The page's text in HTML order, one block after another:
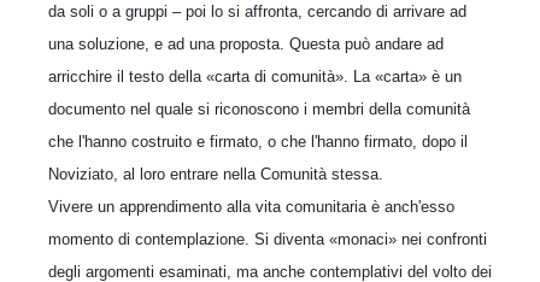
da soli o a gruppi – poi lo si affronta, cercando di arrivare ad
una soluzione, e ad una proposta. Questa può andare ad
arricchire il testo della «carta di comunità». La «carta» è un
documento nel quale si riconoscono i membri della comunità
che l'hanno costruito e firmato, o che l'hanno firmato, dopo il
Noviziato, al loro entrare nella Comunità stessa.
Vivere un apprendimento alla vita comunitaria è anch'esso
momento di contemplazione. Si diventa «monaci» nei confronti
degli argomenti esaminati, ma anche contemplativi del volto dei